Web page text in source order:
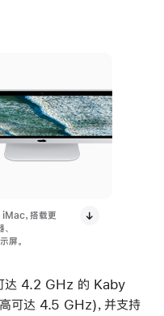
，搭载更
屏。
达 4.2 GHz 的 Kaby
可达 4.5 GHz)，并支持